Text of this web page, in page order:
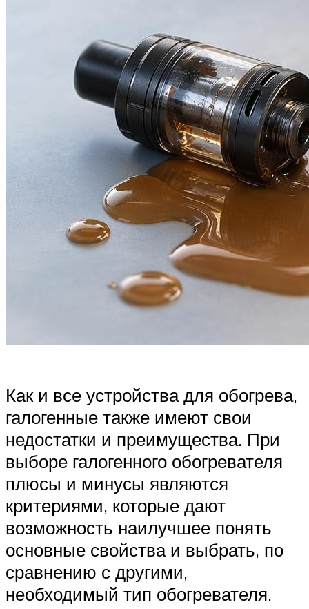
Как и все устройства для обогрева,
галогенные также имеют свои
недостатки и преимущества. При
выборе галогенного обогревателя
плюсы и минусы являются
критериями, которые дают
возможность наилучшее понять
основные свойства и выбрать, по
сравнению с другими,
необходимый тип обогревателя.